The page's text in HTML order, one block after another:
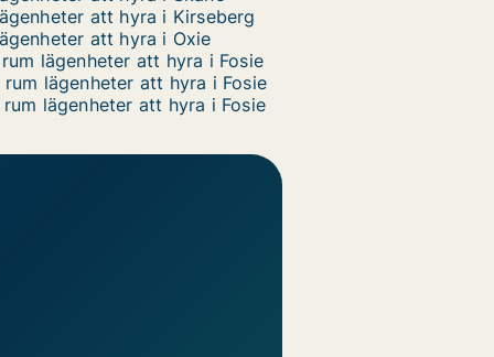
att hyra i Kirseberg
att hyra i Oxie
rum lägenheter att hyra i Fosie
rum lägenheter att hyra i Fosie
rum lägenheter att hyra i Fosie